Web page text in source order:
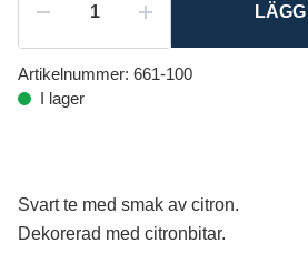
Artikelnummer: 661-100
I lager
Svart te med smak av citron.
Dekorerad med citronbitar.